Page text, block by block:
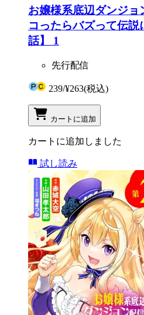
お嬢様系底辺ダンジ
コったらバズって伝
話】 1
先行配信
239/¥263(税込)
カートに追加
カートに追加しました
試し読み